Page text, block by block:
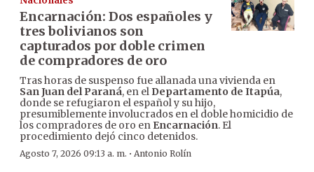
Encarnación: Dos españoles y
tres bolivianos son
capturados por doble crimen
de compradores de oro
Tras horas de suspenso fue allanada una vivienda en
San Juan del Paraná, en el Departamento de Itapúa,
donde se refugiaron el español y su hijo,
presumiblemente involucrados en el doble homicidio de
los compradores de oro en Encarnación. El
procedimiento dejó cinco detenidos.
Agosto 7, 2026 09:13 a. m. · Antonio Rolín